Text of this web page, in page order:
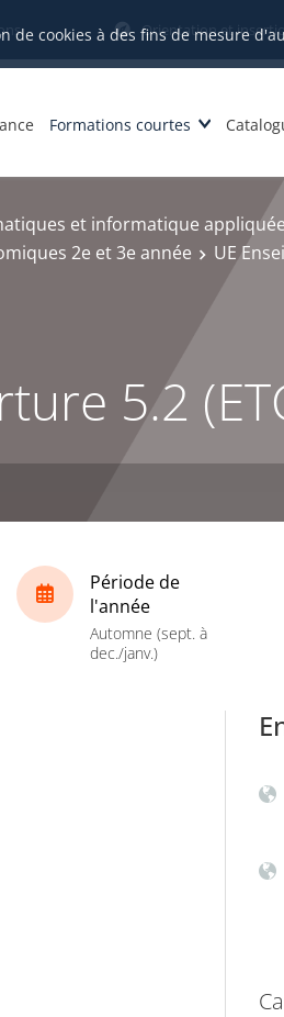
cookies à des fins de mesure
Orientation et
Formations courtes
et informatique
2e et 3e année
UE
5.2
Période de
l'année
Automne (sept. à
dec./janv.)